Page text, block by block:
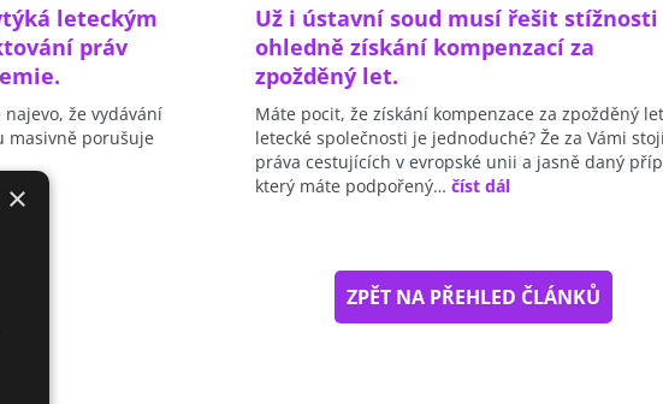
leteckým
práv
že vydávání
masivně porušuje
Už i ústavní soud musí řešit stížnosti
ohledně získání kompenzací za
zpožděný let.
Máte pocit, že získání kompenzace za zpožděný
letecké společnosti je jednoduché? Že za Vámi
práva cestujících v evropské unii a jasně daný
který máte podpořený… číst dál
ZPĚT NA PŘEHLED ČLÁNKŮ
×